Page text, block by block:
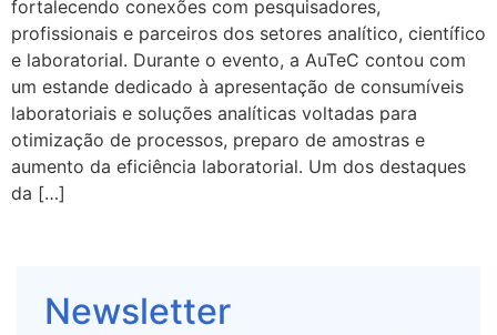
fortalecendo conexões com pesquisadores,
profissionais e parceiros dos setores analítico, científico
e laboratorial. Durante o evento, a AuTeC contou com
um estande dedicado à apresentação de consumíveis
laboratoriais e soluções analíticas voltadas para
otimização de processos, preparo de amostras e
aumento da eficiência laboratorial. Um dos destaques
da […]
Newsletter